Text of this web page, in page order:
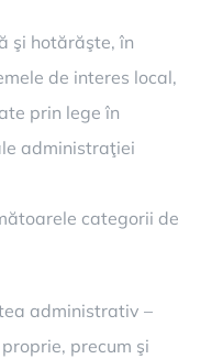
şi hotărăşte, în
de interes local,
prin lege în
administraţiei
categorii de
administrativ –
precum şi